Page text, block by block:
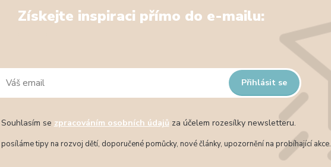
Získejte inspiraci přímo do e-mailu:
Přihlásit se
Souhlasím se zpracováním osobních údajů za účelem rozesílky newsletteru.
tipy na rozvoj dětí, doporučené pomůcky, nové články, upozornění na probíhající akce.